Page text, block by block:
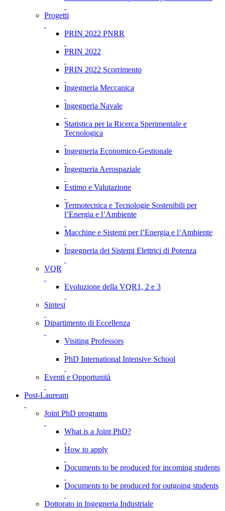
Progetti
PRIN 2022 PNRR
PRIN 2022
PRIN 2022 Scorrimento
Ingegneria Meccanica
Ingegneria Navale
Statistica per la Ricerca Sperimentale e
Tecnologica
Ingegneria Economico-Gestionale
Ingegneria Aerospaziale
Estimo e Valutazione
Termotecnica e Tecnologie Sostenibili per
l’Energia e l’Ambiente
Macchine e Sistemi per l’Energia e l’Ambiente
Ingegneria dei Sistemi Elettrici di Potenza
VQR
Evoluzione della VQR1, 2 e 3
Sintesi
Dipartimento di Eccellenza
Visiting Professors
PhD International Intensive School
Eventi e Opportunità
Post-Lauream
Joint PhD programs
What is a Joint PhD?
How to apply
Documents to be produced for incoming students
Documents to be produced for outgoing students
Dottorato in Ingegneria Industriale